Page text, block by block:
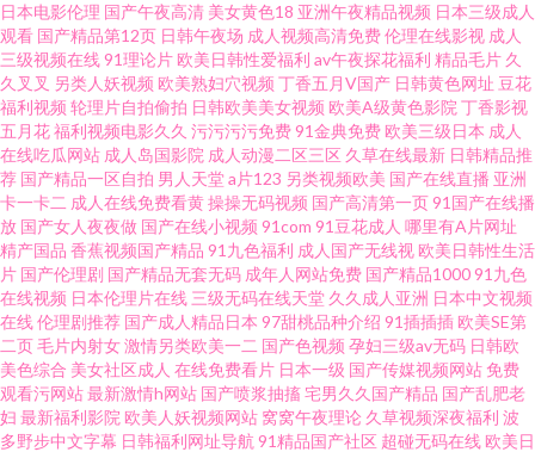
日韩视频一类 91uu成人福利 97久久在线 九色91在线 深夜福利博彩建材 91
海角 超碰97护士 久久日视频资源站 自拍92AV av资源先锋乱 欧美福利姬的搜
索结果 91大神啪啪视频 国产传媒在线91 日韩有码在线播放 精品97无码视频
91网站在线免费观看 91黑丝免费 国产性福利 色情五月 91黑黄网 肏屄直播表
演黑料 老司机激情网 午夜看又粗又长又色 91色狼片 国产精品1 日韩电影 91
肉棒插黄免费视频 老湿影院激情影院 性爱短视频 91深夜福利在线导航 国产
乱子一二三区 人人操超碰 91a人成免费入口 国产福利精品一区 日韩A视频 91
日本电影伦理 国产午夜高清 美女黄色18 亚洲午夜精品视频 日本三级成人
观看 国产精品第12页 日韩午夜场 成人视频高清免费伦理在线影视 成人
三级视频在线91理论片 欧美日韩性爱福利 av午夜探花福利 精品毛片 久
久叉叉 另类人妖视频 欧美熟妇穴视频 丁香五月V国产 日韩黄色网址 豆花
福利视频 轮理片自拍偷拍 日韩欧美美女视频 欧美A级黄色影院 丁香影视
五月花福利视频电影久久 污污污污免费91金典免费 欧美三级日本 成人
在线吃瓜网站 成人岛国影院 成人动漫二区三区 久草在线最新 日韩精品推
荐 国产精品一区自拍 男人天堂a片123 另类视频欧美 国产在线直播 亚洲
卡一卡二 成人在线免费看黄操操无码视频 国产高清第一页91国产在线播
放 国产女人夜夜做 国产在线小视频 91com 91豆花成人 哪里有A片网址
精产国品 香蕉视频国产精品 91九色福利 成人国产无线视 欧美日韩性生活
片 国产伦理剧 国产精品无套无码 成年人网站免费 国产精品100091九色
在线视频 日本伦理片在线 三级无码在线天堂 久久成人亚洲 日本中文视频
在线伦理剧推荐 国产成人精品日本 97甜桃品种介绍 91插插插 欧美SE第
二页毛片内射女激情另类欧美一二 国产色视频 孕妇三级av无码 日韩欧
美色综合 美女社区成人 在线免费看片 日本一级 国产传媒视频网站 免费
观看污网站最新激情h网站 国产喷浆抽搐宅男久久国产精品 国产乱肥老
妇 最新福利影院 欧美人妖视频网站 窝窝午夜理论 久草视频深夜福利 波
多野步中文字幕 日韩福利网址导航 91精品国产社区 超碰无码在线 欧美日